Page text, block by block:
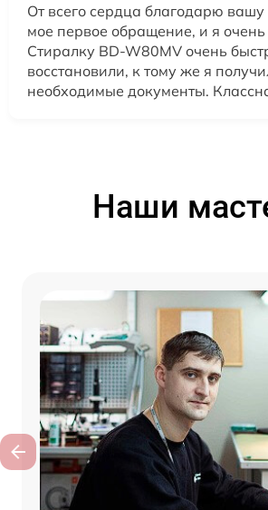
От всего сердца благодарю
мое первое обращение, и я
Стиралку BD-W80MV очень
восстановили, к тому же я
необходимые документы.
Наши